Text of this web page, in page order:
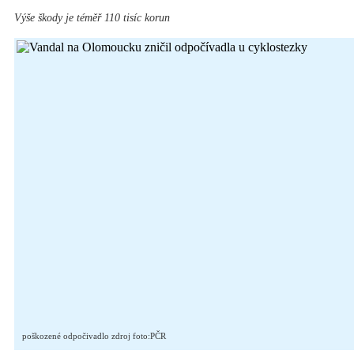
Výše škody je téměř 110 tisíc korun
poškozené odpočivadlo zdroj foto:PČR